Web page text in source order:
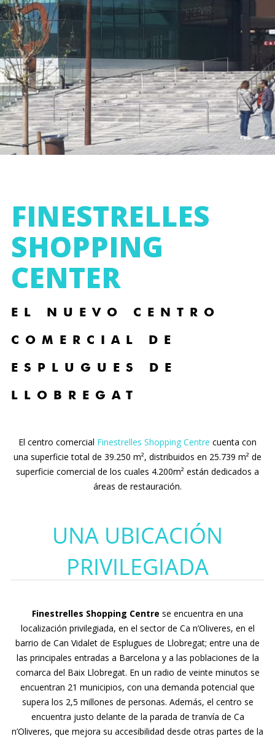
FINESTRELLES
SHOPPING
CENTER
EL NUEVO CENTRO
COMERCIAL DE
ESPLUGUES DE
LLOBREGAT
El centro comercial Finestrelles Shopping Centre cuenta con
una superficie total de 39.250 m², distribuidos en 25.739 m² de
superficie comercial de los cuales 4.200m² están dedicados a
áreas de restauración.
UNA UBICACIÓN
PRIVILEGIADA
Finestrelles Shopping Centre se encuentra en una
localización privilegiada, en el sector de Ca n’Oliveres, en el
barrio de Can Vidalet de Esplugues de Llobregat; entre una de
las principales entradas a Barcelona y a las poblaciones de la
comarca del Baix Llobregat. En un radio de veinte minutos se
encuentran 21 municipios, con una demanda potencial que
supera los 2,5 millones de personas. Además, el centro se
encuentra justo delante de la parada de tranvía de Ca
n’Oliveres, que mejora su accesibilidad desde otras partes de la